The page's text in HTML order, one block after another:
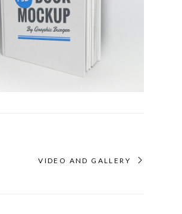
VIDEO AND GALLERY